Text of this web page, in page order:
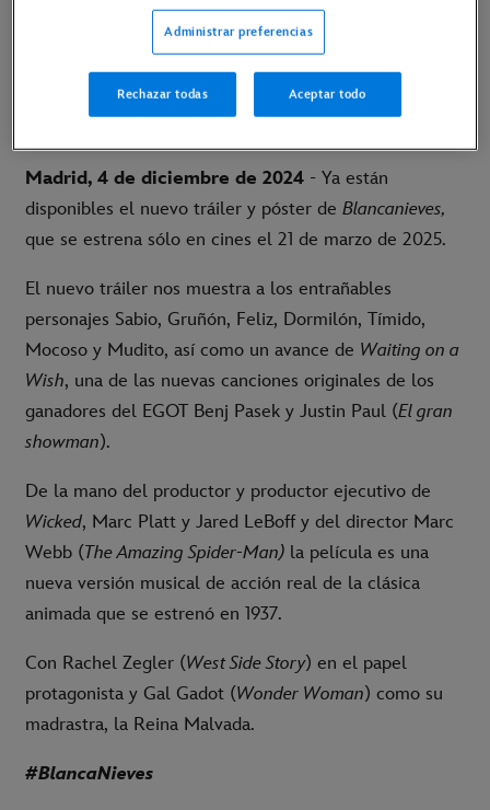
LINK AL TRÁILER EN YOUTUBE
LINK AL MATERIAL DISPONIBLE
Madrid, 4 de diciembre de 2024 - Ya están
disponibles el nuevo tráiler y póster de Blancanieves,
que se estrena sólo en cines el 21 de marzo de 2025.
El nuevo tráiler nos muestra a los entrañables
personajes Sabio, Gruñón, Feliz, Dormilón, Tímido,
Mocoso y Mudito, así como un avance de Waiting on a
Wish, una de las nuevas canciones originales de los
ganadores del EGOT Benj Pasek y Justin Paul (El gran
showman).
De la mano del productor y productor ejecutivo de
Wicked, Marc Platt y Jared LeBoff y del director Marc
Webb (The Amazing Spider-Man) la película es una
nueva versión musical de acción real de la clásica
animada que se estrenó en 1937.
Con Rachel Zegler (West Side Story) en el papel
protagonista y Gal Gadot (Wonder Woman) como su
madrastra, la Reina Malvada.
#BlancaNieves
Administrar preferencias
Rechazar todas Aceptar todo